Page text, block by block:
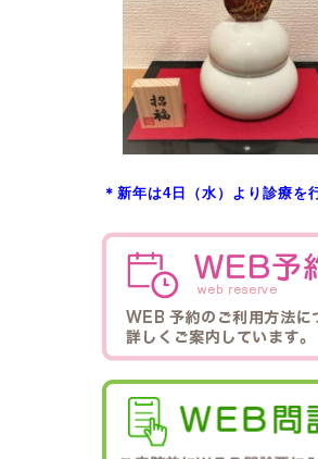
＊新年は4日（水）より診療を